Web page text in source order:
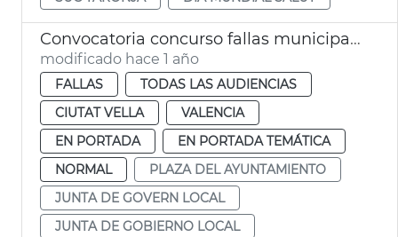
Convocatoria concurso fallas municipales València 2026
modificado hace 1 año
FALLAS
TODAS LAS AUDIENCIAS
CIUTAT VELLA
VALENCIA
EN PORTADA
EN PORTADA TEMÁTICA
NORMAL
PLAZA DEL AYUNTAMIENTO
JUNTA DE GOVERN LOCAL
JUNTA DE GOBIERNO LOCAL